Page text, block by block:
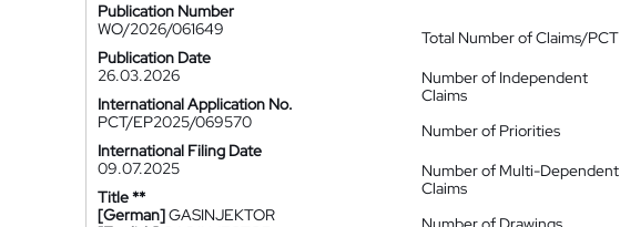
Publication Number
WO/2026/061649
Publication Date
26.03.2026
International Application No.
PCT/EP2025/069570
International Filing Date
09.07.2025
Title **
[German]GASINJEKTOR
Total Number of Claims/PCT
Number of Independent
Claims
Number of Priorities
Number of Multi-Dependent
Claims